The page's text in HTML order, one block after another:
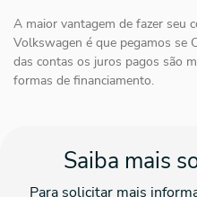
A maior vantagem de fazer seu
Volkswagen é que pegamos se
das contas os juros pagos são
formas de financiamento.
Saiba mais
Para solicitar mais